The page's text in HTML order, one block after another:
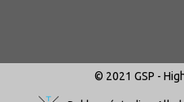
© 2021 GSP -